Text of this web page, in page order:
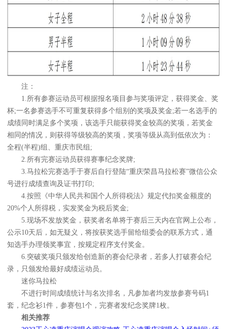
注：
1.所有参赛运动员可根据报名项目参与奖项评定，获得奖金、奖
杯;一名参赛选手不可重复获得多个组别的奖项及奖金;若一名选手的
成绩同时满足多个奖项，该选手只能获得奖金较高的奖项，若奖金
相同的情况，则获得等级较高的奖项，奖项等级从高到低依次为：
全程(半程)组、重庆市民组;
2.所有完赛运动员获得赛事纪念奖牌;
3.马拉松完赛选手于赛后自行登陆“重庆荣昌马拉松赛”微信公众
号进行成绩查询及证书打印;
4.按照《中华人民共和国个人所得税法》规定代扣奖金额度的
20%个人所得税，实发奖金为税后奖金;
5.现场不发放奖金，获奖者名单将于赛后三天内在官网上公布，
公示10天后，如无疑义，将按获奖选手留给组委会的联系方式，通
知选手办理领奖事宜，按规定程序支付奖金。
6.突破奖项只颁发给创造新的赛会纪录者，若多人打破赛会纪
录，只颁发给最好成绩运动员。
迷你马拉松
不进行时间成绩统计与名次排名，凡参加者均发放参赛号码1
套，纪念衫1件，参赛包1个，完赛者发纪念奖牌1枚。
相关推荐